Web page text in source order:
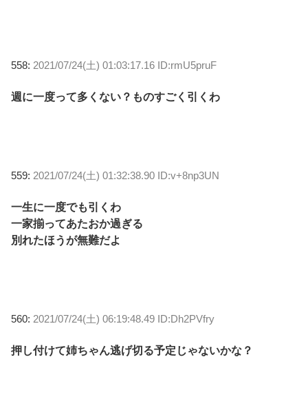
558: 2021/07/24(土) 01:03:17.16 ID:rmU5pruF
週に一度って多くない？ものすごく引くわ
559: 2021/07/24(土) 01:32:38.90 ID:v+8np3UN
一生に一度でも引くわ
一家揃ってあたおか過ぎる
別れたほうが無難だよ
560: 2021/07/24(土) 06:19:48.49 ID:Dh2PVfry
押し付けて姉ちゃん逃げ切る予定じゃないかな？